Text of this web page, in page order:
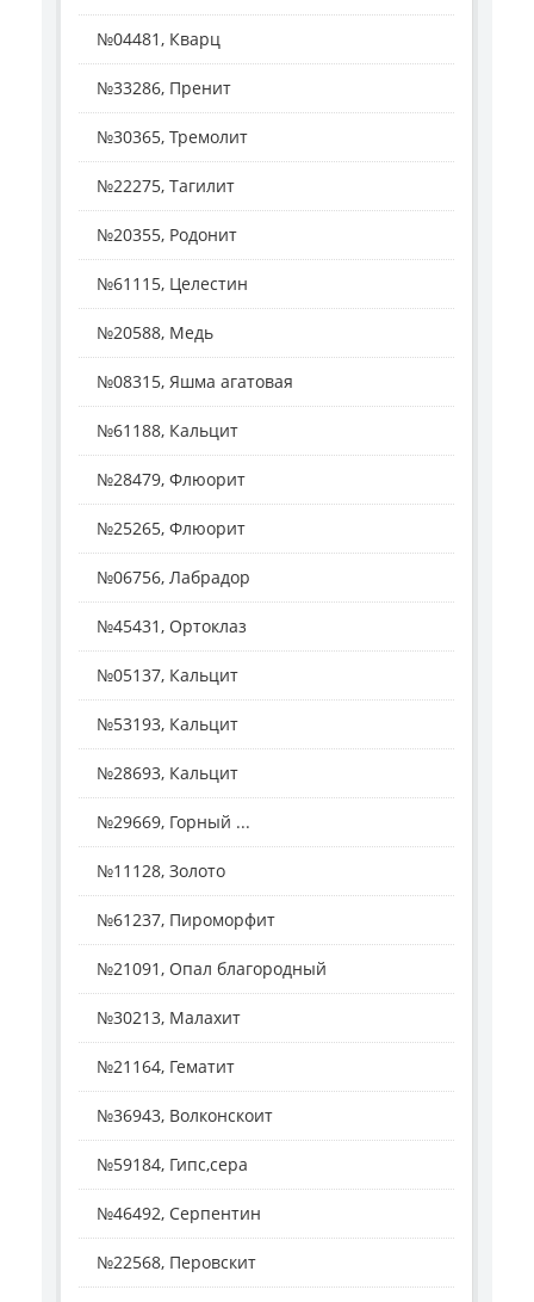
№04481, Кварц
№33286, Пренит
№30365, Тремолит
№22275, Тагилит
№20355, Родонит
№61115, Целестин
№20588, Медь
№08315, Яшма агатовая
№61188, Кальцит
№28479, Флюорит
№25265, Флюорит
№06756, Лабрадор
№45431, Ортоклаз
№05137, Кальцит
№53193, Кальцит
№28693, Кальцит
№29669, Горный ...
№11128, Золото
№61237, Пироморфит
№21091, Опал благородный
№30213, Малахит
№21164, Гематит
№36943, Волконскоит
№59184, Гипс,сера
№46492, Серпентин
№22568, Перовскит